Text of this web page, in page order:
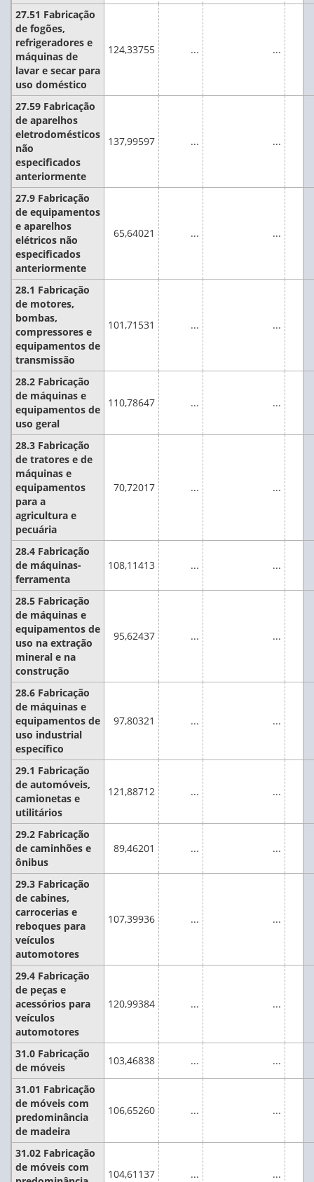
27.51 Fabricação
de fogões,
refrigeradores e
máquinas de
lavar e secar para
uso doméstico
124,33755 ... ...
27.59 Fabricação
de aparelhos
eletrodomésticos
não
especificados
anteriormente
137,99597 ... ...
27.9 Fabricação
de equipamentos
e aparelhos
elétricos não
especificados
anteriormente
65,64021 ... ...
28.1 Fabricação
de motores,
bombas,
compressores e
equipamentos de
transmissão
101,71531 ... ...
28.2 Fabricação
de máquinas e
equipamentos de
uso geral
110,78647 ... ...
28.3 Fabricação
de tratores e de
máquinas e
equipamentos
para a
agricultura e
pecuária
70,72017 ... ...
28.4 Fabricação
de máquinas-
ferramenta
108,11413 ... ...
28.5 Fabricação
de máquinas e
equipamentos de
uso na extração
mineral e na
construção
95,62437 ... ...
28.6 Fabricação
de máquinas e
equipamentos de
uso industrial
específico
97,80321 ... ...
29.1 Fabricação
de automóveis,
camionetas e
utilitários
121,88712 ... ...
29.2 Fabricação
de caminhões e
ônibus
89,46201 ... ...
29.3 Fabricação
de cabines,
carrocerias e
reboques para
veículos
automotores
107,39936 ... ...
29.4 Fabricação
de peças e
acessórios para
veículos
automotores
120,99384 ... ...
31.0 Fabricação
de móveis
103,46838 ... ...
31.01 Fabricação
de móveis com
predominância
de madeira
106,65260 ... ...
31.02 Fabricação
de móveis com
104,61137 ... ...